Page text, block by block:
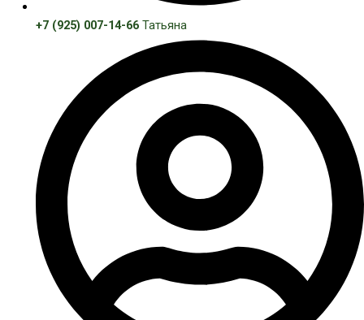
+7 (925) 007-14-66Татьяна